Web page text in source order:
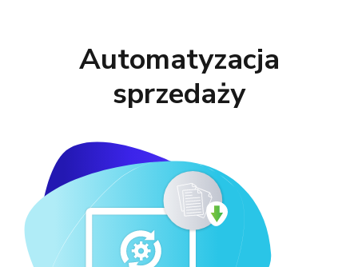
Automatyzacja
sprzedaży